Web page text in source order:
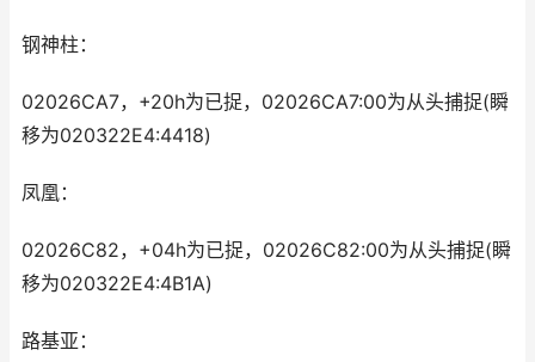
钢神柱：
02026CA7，+20h为已捉，02026CA7:00为从头捕捉(瞬
移为020322E4:4418)
凤凰：
02026C82，+04h为已捉，02026C82:00为从头捕捉(瞬
移为020322E4:4B1A)
路基亚：